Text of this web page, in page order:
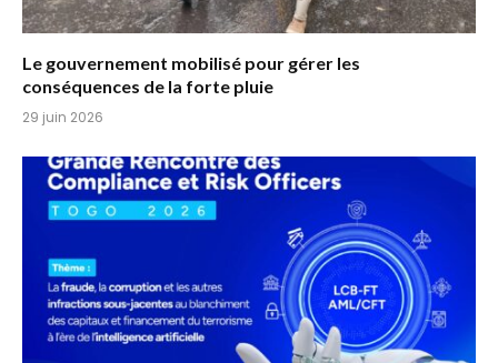
Le gouvernement mobilisé pour gérer les
conséquences de la forte pluie
29 juin 2026